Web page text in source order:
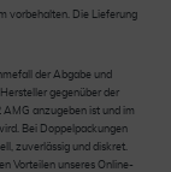
vorbehalten. Die Lieferung
der Abgabe und
gegenüber der
AMG anzugeben ist und im
Bei Doppelpackungen
zuverlässig und diskret.
Vorteilen unseres Online-